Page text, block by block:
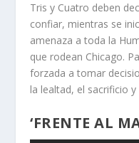
Tris y Cuatro deben
confiar, mientras se
amenaza a toda la
que rodean Chicago.
forzada a tomar
la lealtad, el sacrificio
‘FRENTE AL